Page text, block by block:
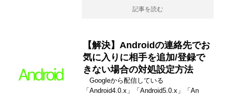
記事を読む
【解決】Androidの連絡先でお
気に入りに相手を追加/登録で
きない場合の対処設定方法
Googleから配信している
「Android4.0.x」「Android5.0.x」「An